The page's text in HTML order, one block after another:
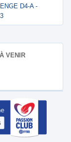
D4-A -
À VENIR